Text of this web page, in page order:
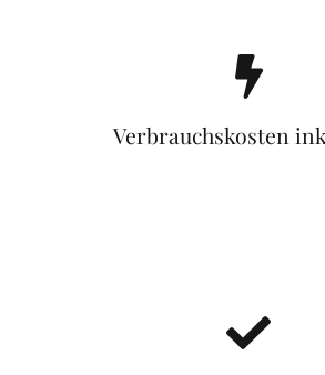
Verbrauchskosten